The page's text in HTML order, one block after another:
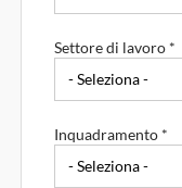
Settore di lavoro *
Inquadramento *